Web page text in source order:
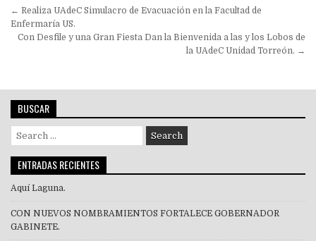
Navegación
de
entradas
← Realiza UAdeC Simulacro de Evacuación en la Facultad de
Enfermaría US.
Con Desfile y una Gran Fiesta Dan la Bienvenida a las y los Lobos de
la UAdeC Unidad Torreón. →
BUSCAR
Search
for:
ENTRADAS RECIENTES
Aquí Laguna.
CON NUEVOS NOMBRAMIENTOS FORTALECE GOBERNADOR
GABINETE.